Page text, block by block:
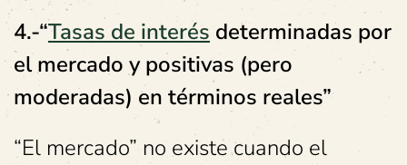
4.-“Tasas de interés determinadas por
el mercado y positivas (pero
moderadas) en términos reales”
“El mercado” no existe cuando el